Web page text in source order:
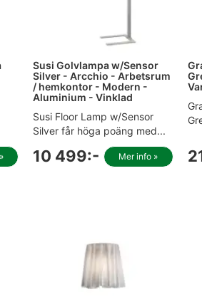
Susi Golvlampa w/Sensor
Silver - Arcchio - Arbetsrum
/ hemkontor - Modern -
Aluminium - Vinklad
Susi Floor Lamp w/Sensor
Silver får höga poäng med...
10 499:- Mer info »